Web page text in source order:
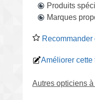
Produits
Marques
Recommander
Améliorer cette
Autres opticiens